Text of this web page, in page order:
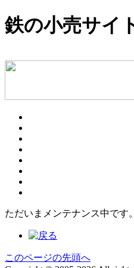
鉄の小売サイ
ただいまメンテナンス中です。
このページの先頭へ